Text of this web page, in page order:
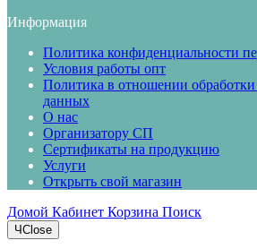
Информация
Политика конфиденциальности
Условия работы опт
Политика в отношении
данных
О нас
Организатору СП
Сертификаты на продукцию
Услуги
Открыть свой магазин
Домой Кабинет Корзина Поиск
ЧClose